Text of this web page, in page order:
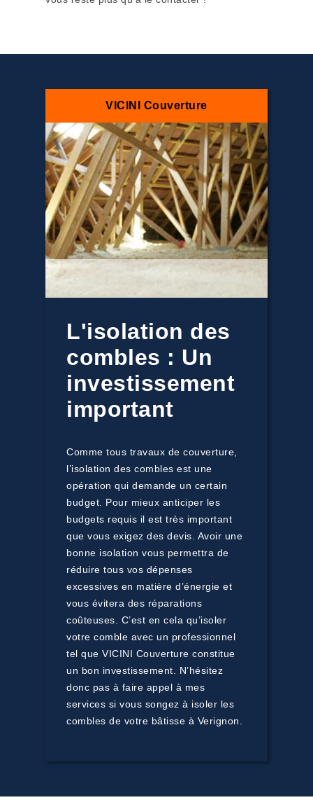
VICINI Couverture
L'isolation des
combles : Un
investissement
important
Comme tous travaux de couverture,
l’isolation des combles est une
opération qui demande un certain
budget. Pour mieux anticiper les
budgets requis il est très important
que vous exigez des devis. Avoir une
bonne isolation vous permettra de
réduire tous vos dépenses
excessives en matière d’énergie et
vous évitera des réparations
coûteuses. C’est en cela qu’isoler
votre comble avec un professionnel
tel que VICINI Couverture constitue
un bon investissement. N’hésitez
donc pas à faire appel à mes
services si vous songez à isoler les
combles de votre bâtisse à Verignon.